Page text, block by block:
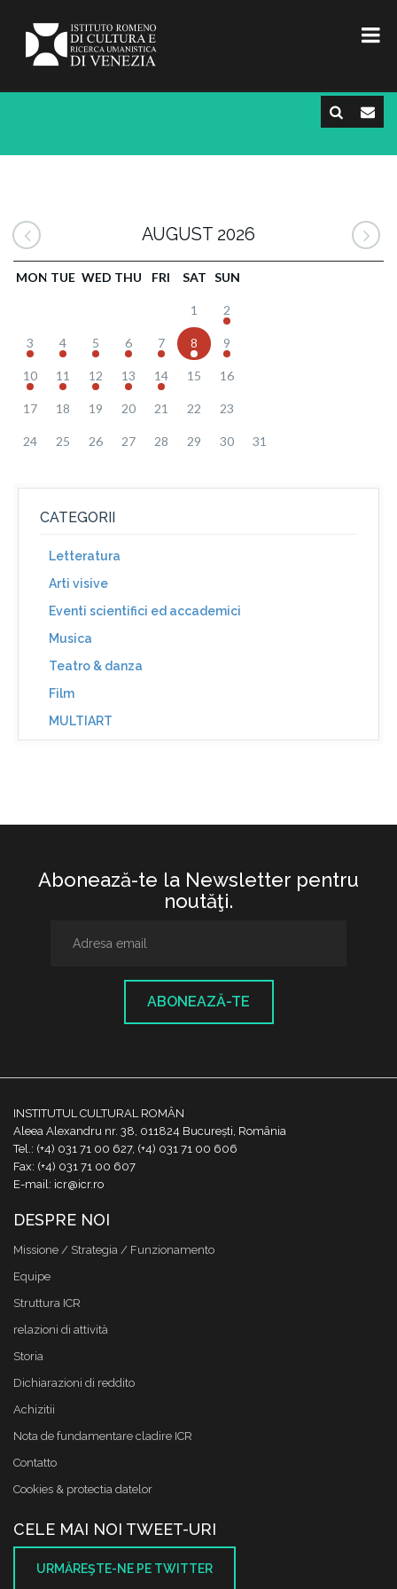
AUGUST 2026
MON TUE WED THU FRI SAT SUN
1 2
3 4 5 6 7 8 9
10 11 12 13 14 15 16
17 18 19 20 21 22 23
24 25 26 27 28 29 30 31
CATEGORII
Letteratura
Arti visive
Eventi scientifici ed accademici
Musica
Teatro & danza
Film
MULTIART
Abonează-te la Newsletter pentru
noutăţi.
ABONEAZĂ-TE
INSTITUTUL CULTURAL ROMÂN
Aleea Alexandru nr. 38, 011824 București, România
Tel.: (+4) 031 71 00 627, (+4) 031 71 00 606
Fax: (+4) 031 71 00 607
E-mail: icr@icr.ro
DESPRE NOI
Missione / Strategia / Funzionamento
Equipe
Struttura ICR
relazioni di attività
Storia
Dichiarazioni di reddito
Achizitii
Nota de fundamentare cladire ICR
Contatto
Cookies & protectia datelor
CELE MAI NOI TWEET-URI
URMĂREŞTE-NE PE TWITTER